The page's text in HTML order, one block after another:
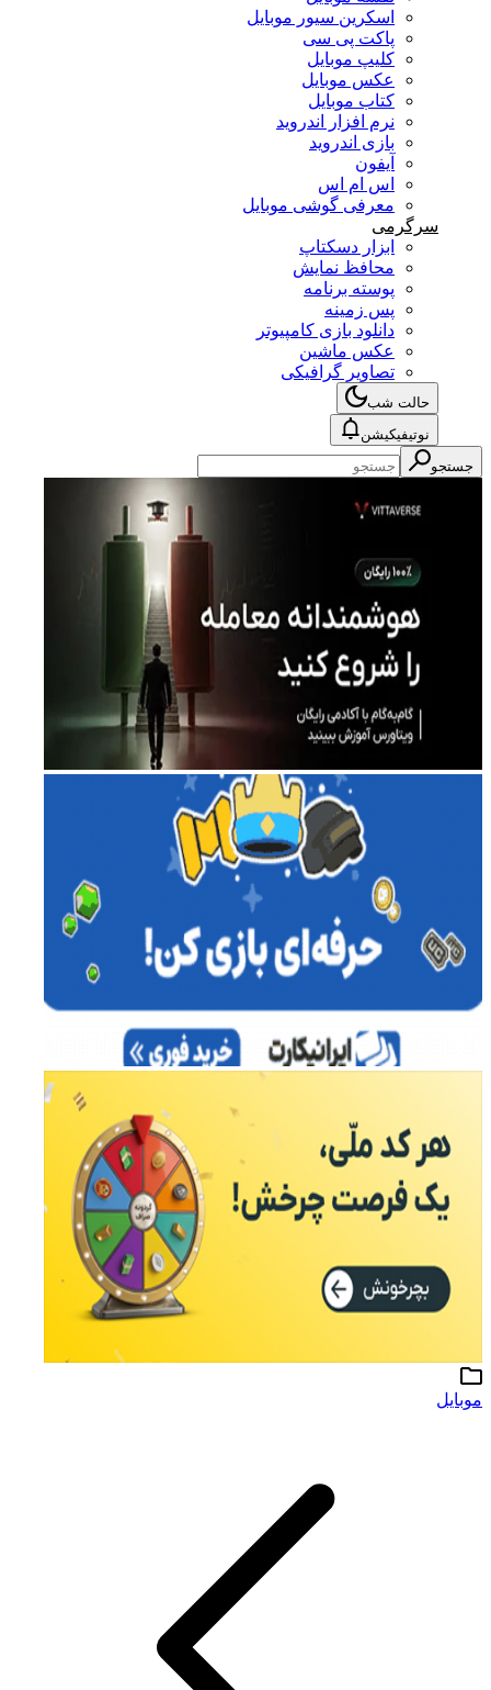
اسکرین سیور موبایل
پاکت پی سی
کلیپ موبایل
عکس موبایل
کتاب موبایل
نرم افزار اندروید
بازی اندروید
آیفون
اس ام اس
معرفی گوشی موبایل
سرگرمی
ابزار دسکتاپ
محافظ نمایش
پوسته برنامه
پس زمینه
دانلود بازی کامپیوتر
عکس ماشین
تصاویر گرافیکی
حالت شب
نوتیفیکیشن
جستجو
موبایل